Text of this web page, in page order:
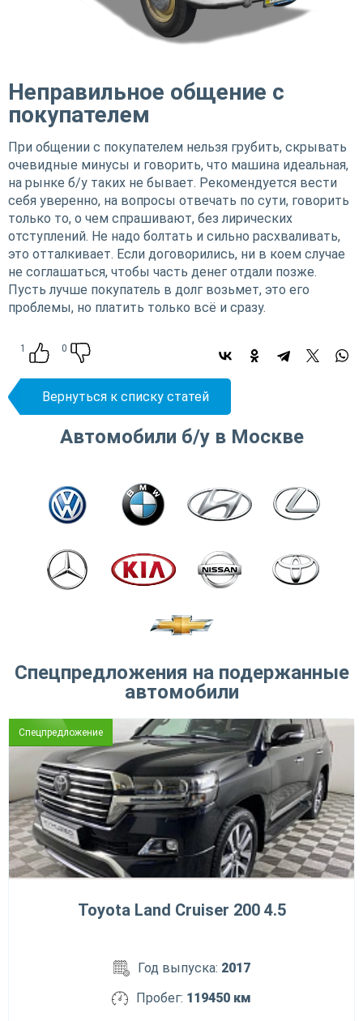
Неправильное общение с
покупателем
При общении с покупателем нельзя грубить, скрывать
очевидные минусы и говорить, что машина идеальная,
на рынке б/у таких не бывает. Рекомендуется вести
себя уверенно, на вопросы отвечать по сути, говорить
только то, о чем спрашивают, без лирических
отступлений. Не надо болтать и сильно расхваливать,
это отталкивает. Если договорились, ни в коем случае
не соглашаться, чтобы часть денег отдали позже.
Пусть лучше покупатель в долг возьмет, это его
проблемы, но платить только всё и сразу.
1 0
Вернуться к списку статей
Автомобили б/у в Москве
Спецпредложения на подержанные
автомобили
Спецпредложение
Toyota Land Cruiser 200 4.5
Год выпуска: 2017
Пробег: 119450 км